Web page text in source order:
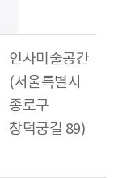
인사미술공간
(서울특별시
종로구
창덕궁길 89)